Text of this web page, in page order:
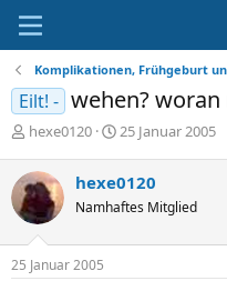
Komplikationen, Frühgeburt
Eilt! - wehen?
E
s
t
e
l
l
e
hexe0120
E
t
e
l
25 Januar 2005
hexe0120
Namhaftes Mitglied
25 Januar 2005